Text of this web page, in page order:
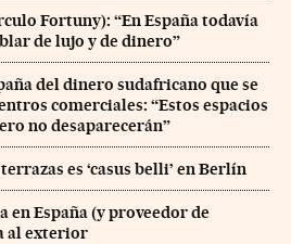
Fortuny): “En España todavía
de lujo y de dinero”
del dinero sudafricano que se
comerciales: “Estos espacios
no desaparecerán”
es ‘casus belli’ en Berlín
en España (y proveedor de
al exterior